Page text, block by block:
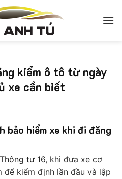
kiểm ô tô từ ngày
xe cần biết
bảo hiểm xe khi đi đăng
tư 16, khi đưa xe cơ
kiểm định lần đầu và lập